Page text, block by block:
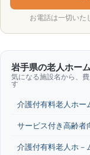
お電話は一切いた
岩手県の老人ホー
気になる施設名から、
す
介護付有料老人ホー
サービス付き高齢者
介護付有料老人ホ－